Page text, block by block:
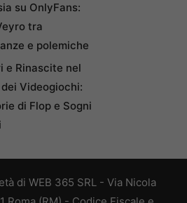
su OnlyFans:
tra
e polemiche
e Rinascite nel
Videogiochi:
di Flop e Sogni
di WEB 365 SRL - Via Nicola